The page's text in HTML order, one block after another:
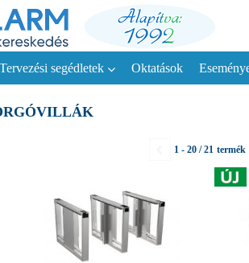
Tervezési segédletek Oktatások
1 - 20 / 21 termék